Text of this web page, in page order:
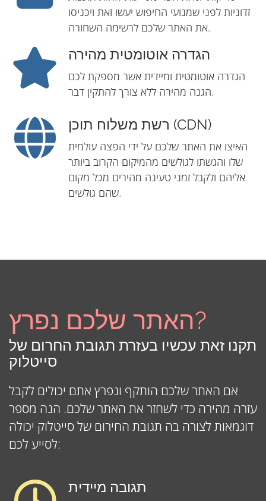
זדוניות לפני שמנועי החיפוש יעשו זאת ויכניסו
את האתר שלכם לרשימה השחורה.
הגדרה אוטומטית מהירה
הגדרה אוטומטית ומיידית אשר מספקת לכם
הגנה מהירה ללא צורך להתקין דבר.
רשת משלוח תוכן (CDN)
האיצו את האתר שלכם על ידי הפצה עולמית
שלו והגשתו לגולשים מהמיקום הקרוב ביותר
אליהם ולקבל זמני טעינה מהירים מכל מקום
שהם גולשים.
האתר שלכם נפרץ?
תקנו זאת עכשיו בעזרת תגובת החרום של
סייטלוק
אם האתר שלכם הותקף ונפרץ אתם יכולים לקבל
עזרה מהירה כדי לשחזר את האתר שלכם. הנה מספר
דוגמאות לצורה בה תגובת החירום של סייטלוק יכולה
לסייע לכם:
תגובה מיידית